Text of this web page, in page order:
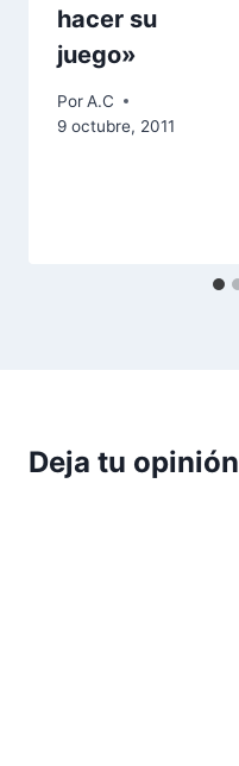
hacer su
juego»
PorA.C
9 octubre, 2011
Deja tu opinión